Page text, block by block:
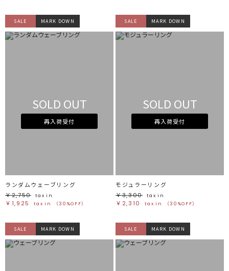
この条件で絞り込む
SALE MARK DOWN
SOLD OUT
再入荷受付
ランダムウェーブリング
￥2,750
tax in
￥1,925 tax in （30%OFF）
SALE MARK DOWN
SOLD OUT
再入荷受付
モジュラーリング
￥3,300
tax in
￥2,310 tax in （30%OFF）
SALE MARK DOWN SALE MARK DOWN